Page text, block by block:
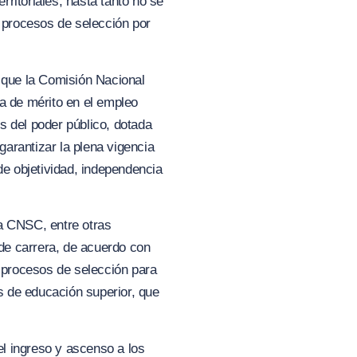
de selección por
la Comisión Nacional
de mérito en el empleo
del poder público, dotada
la plena vigencia
objetividad, independencia
CNSC, entre otras
carrera, de acuerdo con
de selección para
educación superior, que
ingreso y ascenso a los